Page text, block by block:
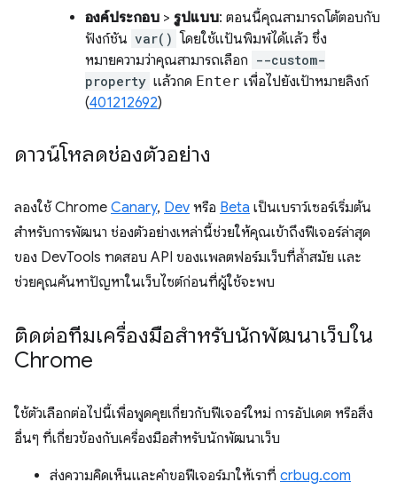
องค์ประกอบ > รูปแบบ: ตอนนี้คุณสามารถโต้ตอบกับ
ฟังก์ชัน var() โดยใช้แป้นพิมพ์ได้แล้ว ซึ่ง
หมายความว่าคุณสามารถเลือก --custom-
property แล้วกด Enter เพื่อไปยังเป้าหมายลิงก์
(401212692)
ดาวน์โหลดช่องตัวอย่าง
ลองใช้ Chrome Canary, Dev หรือ Beta เป็นเบราว์เซอร์เริ่มต้น
สำหรับการพัฒนา ช่องตัวอย่างเหล่านี้ช่วยให้คุณเข้าถึงฟีเจอร์ล่าสุด
ของ DevTools ทดสอบ API ของแพลตฟอร์มเว็บที่ล้ำสมัย และ
ช่วยคุณค้นหาปัญหาในเว็บไซต์ก่อนที่ผู้ใช้จะพบ
ติดต่อทีมเครื่องมือสำหรับนักพัฒนาเว็บใน
Chrome
ใช้ตัวเลือกต่อไปนี้เพื่อพูดคุยเกี่ยวกับฟีเจอร์ใหม่ การอัปเดต หรือสิ่ง
อื่นๆ ที่เกี่ยวข้องกับเครื่องมือสำหรับนักพัฒนาเว็บ
ส่งความคิดเห็นและคำขอฟีเจอร์มาให้เราที่ crbug.com